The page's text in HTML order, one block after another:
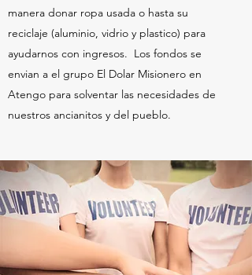
manera donar ropa usada o hasta su
reciclaje (aluminio, vidrio y plastico) para
ayudarnos con ingresos. Los fondos se
envian a el grupo El Dolar Misionero en
Atengo para solventar las necesidades de
nuestros ancianitos y del pueblo.